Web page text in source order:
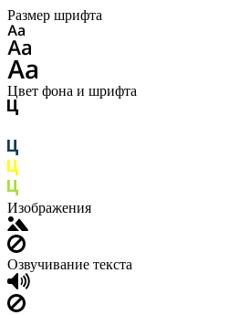
Размер шрифта
Цвет фона и шрифта
Изображения
Озвучивание текста